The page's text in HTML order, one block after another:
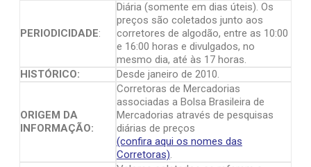
PERIODICIDADE:
Diária (somente em dias úteis). Os
preços são coletados junto aos
corretores de algodão, entre as 10:00
e 16:00 horas e divulgados, no
mesmo dia, até às 17 horas.
HISTÓRICO:
Desde janeiro de 2010.
ORIGEM DA
INFORMAÇÃO:
Corretoras de Mercadorias
associadas a Bolsa Brasileira de
Mercadorias através de pesquisas
diárias de preços
(confira aqui os nomes das
Corretoras).